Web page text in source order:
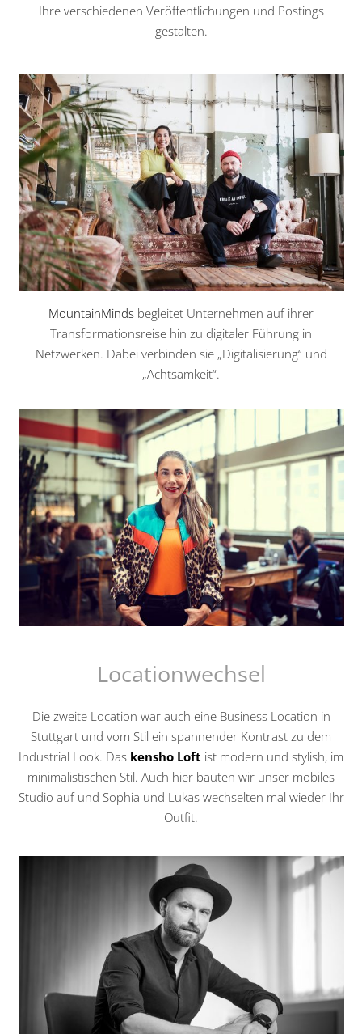
Ihre verschiedenen Veröffentlichungen und Postings
gestalten.
MountainMinds begleitet Unternehmen auf ihrer
Transformationsreise hin zu digitaler Führung in
Netzwerken. Dabei verbinden sie „Digitalisierung“ und
„Achtsamkeit“.
Locationwechsel
Die zweite Location war auch eine Business Location in
Stuttgart und vom Stil ein spannender Kontrast zu dem
Industrial Look. Das kensho Loft ist modern und stylish, im
minimalistischen Stil. Auch hier bauten wir unser mobiles
Studio auf und Sophia und Lukas wechselten mal wieder Ihr
Outfit.